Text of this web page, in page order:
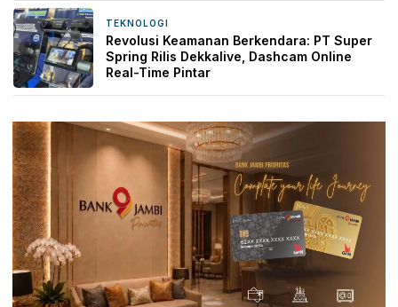
TEKNOLOGI
Revolusi Keamanan Berkendara: PT Super
Spring Rilis Dekkalive, Dashcam Online
Real-Time Pintar